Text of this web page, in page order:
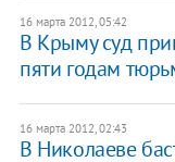
16 марта 2012, 05:42
В Крыму суд
пяти годам
16 марта 2012, 02:43
В Николаеве